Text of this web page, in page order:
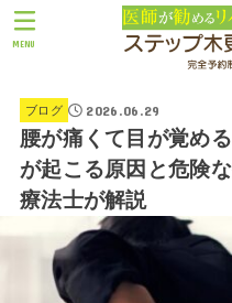
MENU
ブログ 2026.06.29
腰が痛くて目が覚め
が起こる原因と危険
療法士が解説